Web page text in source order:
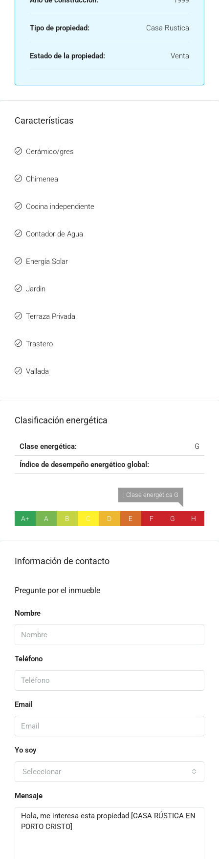
Tipo de propiedad: Casa Rustica
Estado de la propiedad: Venta
Características
Cerámico/gres
Chimenea
Cocina independiente
Contador de Agua
Energía Solar
Jardin
Terraza Privada
Trastero
Vallada
Clasificación energética
Clase energética: G
Índice de desempeño energético global:
A+ A B C D E F
| Clase energética G
G H
Información de contacto
Pregunte por el inmueble
Nombre
Teléfono
Email
Yo soy
Seleccionar
Mensaje